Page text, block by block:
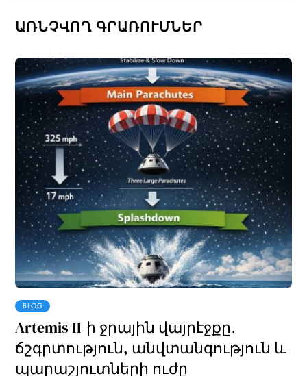
ԱՌՆՉՎՈՂ ԳՐԱՌՈՒՄՆԵՐ
BLOG
Artemis II-ի ջրային վայրէջքը․
ճշգրտություն, անվտանգություն և
պարաշյուտների ուժը